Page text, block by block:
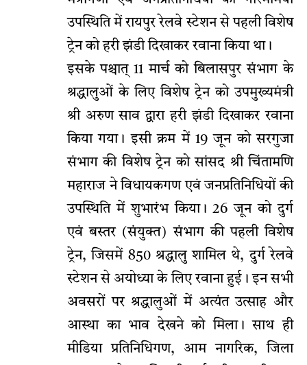
उपस्थिति में रायपुर रेलवे स्टेशन से पहली विशेष
ट्रेन को हरी झंडी दिखाकर रवाना किया था।
इसके पश्चात् 11 मार्च को बिलासपुर संभाग के
श्रद्धालुओं के लिए विशेष ट्रेन को उपमुख्यमंत्री
श्री अरुण साव द्वारा हरी झंडी दिखाकर रवाना
किया गया। इसी क्रम में 19 जून को सरगुजा
संभाग की विशेष ट्रेन को सांसद श्री चिंतामणि
महाराज ने विधायकगण एवं जनप्रतिनिधियों की
उपस्थिति में शुभारंभ किया। 26 जून को दुर्ग
एवं बस्तर (संयुक्त) संभाग की पहली विशेष
ट्रेन, जिसमें 850 श्रद्धालु शामिल थे, दुर्ग रेलवे
स्टेशन से अयोध्या के लिए रवाना हुई। इन सभी
अवसरों पर श्रद्धालुओं में अत्यंत उत्साह और
आस्था का भाव देखने को मिला। साथ ही
मीडिया प्रतिनिधिगण, आम नागरिक, जिला